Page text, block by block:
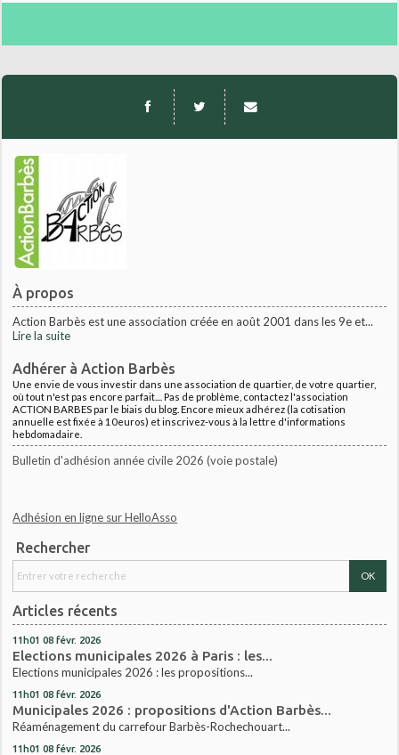
À propos
Action Barbès est une association créée en août 2001 dans les 9e et...
Lire la suite
Adhérer à Action Barbès
Une envie de vous investir dans une association de quartier, de votre quartier,
où tout n'est pas encore parfait.... Pas de problème, contactez l'association
ACTION BARBES par le biais du blog. Encore mieux adhérez (la cotisation
annuelle est fixée à 10euros) et inscrivez-vous à la lettre d'informations
hebdomadaire.
Bulletin d'adhésion année civile 2026 (voie postale)
Adhésion en ligne sur HelloAsso
Rechercher
Articles récents
11h01 08 févr. 2026
Elections municipales 2026 à Paris : les...
Elections municipales 2026 : les propositions...
11h01 08 févr. 2026
Municipales 2026 : propositions d'Action Barbès...
Réaménagement du carrefour Barbès-Rochechouart...
11h01 08 févr. 2026